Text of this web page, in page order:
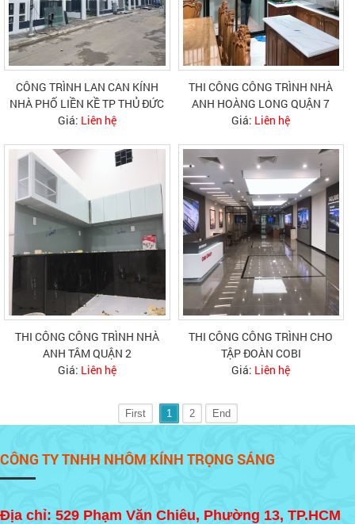
CÔNG TRÌNH LAN CAN KÍNH
NHÀ PHỐ LIỀN KỀ TP THỦ ĐỨC
Giá: Liên hệ
THI CÔNG CÔNG TRÌNH NHÀ
ANH HOÀNG LONG QUẬN 7
Giá: Liên hệ
THI CÔNG CÔNG TRÌNH NHÀ
ANH TÂM QUẬN 2
Giá: Liên hệ
THI CÔNG CÔNG TRÌNH CHO
TẬP ĐOÀN COBI
Giá: Liên hệ
First 1 2 End
CÔNG TY TNHH NHÔM KÍNH TRỌNG SÁNG
Địa chỉ: 529 Phạm Văn Chiêu, Phường 13, TP.HCM